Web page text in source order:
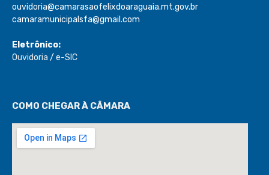
ouvidoria@camarasaofelixdoaraguaia.mt.gov.br
camaramunicipalsfa@gmail.com
Eletrônico:
Ouvidoria / e-SIC
COMO CHEGAR À CÂMARA